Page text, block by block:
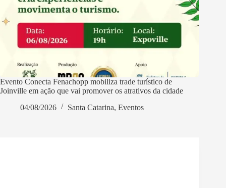
Evento Conecta Fenachopp mobiliza trade turístico de
Joinville em ação que vai promover os atrativos da cidade
04/08/2026
Santa Catarina, Eventos